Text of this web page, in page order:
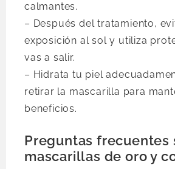
calmantes.
– Después del tratamiento,
exposición al sol y utiliza
vas a salir.
– Hidrata tu piel
retirar la mascarilla para
beneficios.
Preguntas frecuentes
mascarillas de oro y